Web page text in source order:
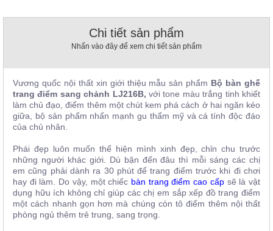
Nội
Thất
Nhà
Hàng
Hàng
Chi tiết sản phẩm
Nhấn vào đây để xem chi tiết sản phẩm
Vương quốc nội thất xin giới thiệu mẫu sản phẩm Bộ bàn ghế
trang điểm sang chảnh LJ216B, với tone màu trắng tinh khiết
làm chủ đạo, điểm thêm một chút kem phá cách ở hai ngăn kéo
giữa, bộ sản phẩm nhấn mạnh gu thẩm mỹ và cá tính độc đáo
của chủ nhân.
Phái đẹp luôn muốn thể hiện mình xinh đẹp, chỉn chu trước
những người khác giới. Dù bận đến đâu thì mỗi sáng các chị
em cũng phải dành ra 30 phút để trang điểm trước khi đi chơi
hay đi làm. Do vậy, một chiếc bàn trang điểm cao cấpsẽ là vật
dụng hữu ích không chỉ giúp các chị em sắp xếp đồ trang điểm
một cách nhanh gọn hơn mà chúng còn tô điểm thêm nội thất
phòng ngủ thêm trẻ trung, sang trọng.